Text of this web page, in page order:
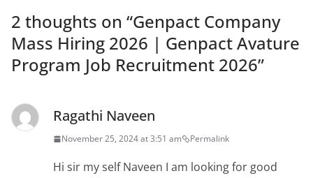
2 thoughts on “Genpact Company
Mass Hiring 2026 | Genpact Avature
Program Job Recruitment 2026”
Ragathi Naveen
November 25, 2024 at 3:51 am Permalink
Hi sir my self Naveen I am looking for good